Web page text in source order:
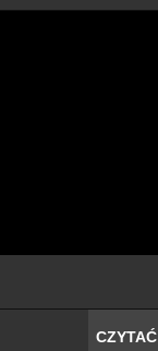
CZYTAĆ